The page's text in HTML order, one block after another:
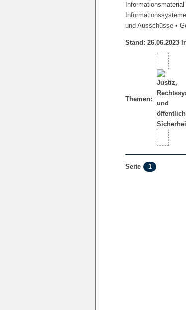
Informationssysteme
und Ausschüsse •
Stand: 26.06.2023
Themen:
Seite 1